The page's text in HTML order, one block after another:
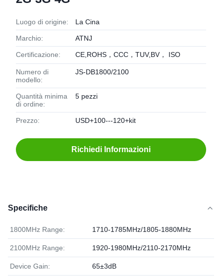
Luogo di origine: La Cina
Marchio: ATNJ
Certificazione: CE,ROHS，CCC，TUV,BV， ISO
Numero di
modello:
JS-DB1800/2100
Quantità minima
di ordine:
5 pezzi
Prezzo: USD+100---120+kit
Richiedi Informazioni
Specifiche
1800MHz Range: 1710-1785MHz/1805-1880MHz
2100MHz Range: 1920-1980MHz/2110-2170MHz
Device Gain: 65±3dB